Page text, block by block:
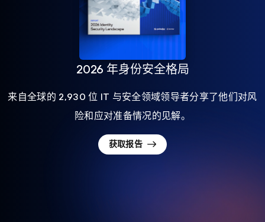
2026 年身份安全格局
来自全球的 2,930 位 IT 与安全领域领导者分享了他们对风
险和应对准备情况的见解。
获取报告